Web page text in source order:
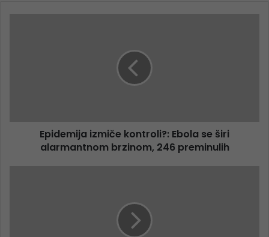
Epidemija izmiče kontroli?: Ebola se širi
alarmantnom brzinom, 246 preminulih